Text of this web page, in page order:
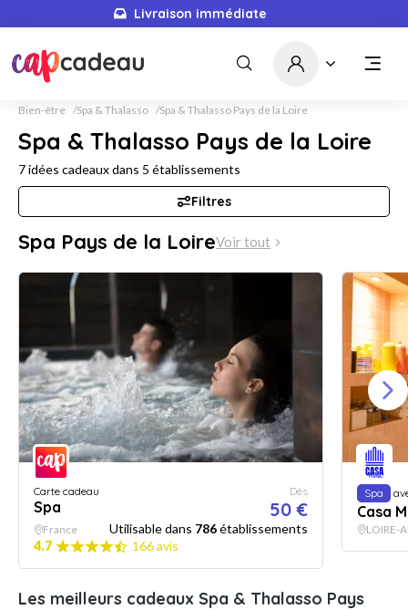
Livraison immédiate
Bien-être Spa & Thalasso Spa & Thalasso Pays de la Loire
Spa & Thalasso Pays de la Loire
7idées cadeaux dans 5 établissements
Filtres
Spa Pays de la LoireVoir tout
Carte cadeau
Spa
Dès
50 €
France Utilisable dans 786établissements
4.7
166 avis
Spa
Casa
LOIRE-
Les meilleurs cadeaux Spa & Thalasso Pays